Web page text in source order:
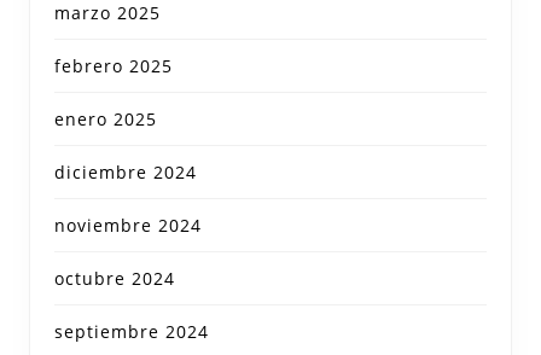
marzo 2025
febrero 2025
enero 2025
diciembre 2024
noviembre 2024
octubre 2024
septiembre 2024